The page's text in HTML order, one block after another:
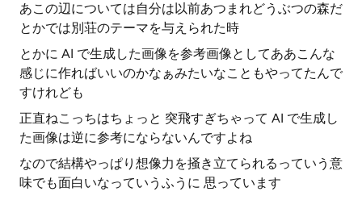
あこの辺については自分は以前あつまれどうぶつの森だ
とかでは別荘のテーマを与えられた時
とかに AI で生成した画像を参考画像としてああこんな
感じに作ればいいのかなぁみたいなこともやってたんで
すけれども
正直ねこっちはちょっと 突飛すぎちゃって AI で生成し
た画像は逆に参考にならないんですよね
なので結構やっぱり想像力を掻き立てられるっていう意
味でも面白いなっていうふうに 思っています